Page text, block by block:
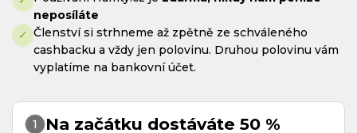
neposíláte
Členství si strhneme až zpětně ze schváleného
cashbacku a vždy jen polovinu. Druhou polovinu vám
vyplatíme na bankovní účet.
1 Na začátku dostáváte 50 %